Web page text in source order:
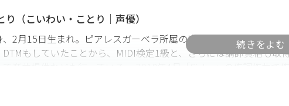
り（こいわい・ことり｜声優）
2月15日生まれ。ピアレスガーベラ所属の声優。 2011年よりTV
もしていたことから、MIDI検定1級と、さらには講師資格も取